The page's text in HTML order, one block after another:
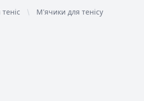
М'ячики для тенісу